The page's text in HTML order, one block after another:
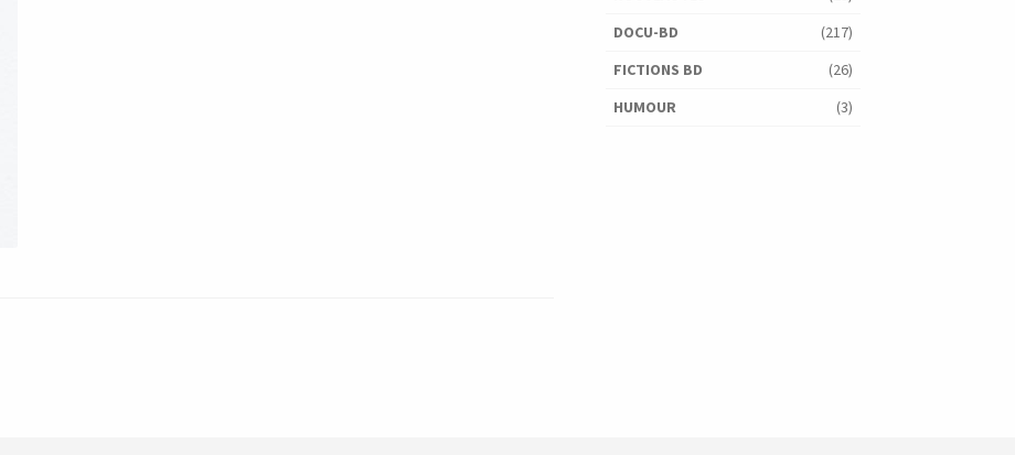
DOCU-BD
(217)
FICTIONS BD
(26)
HUMOUR
(3)